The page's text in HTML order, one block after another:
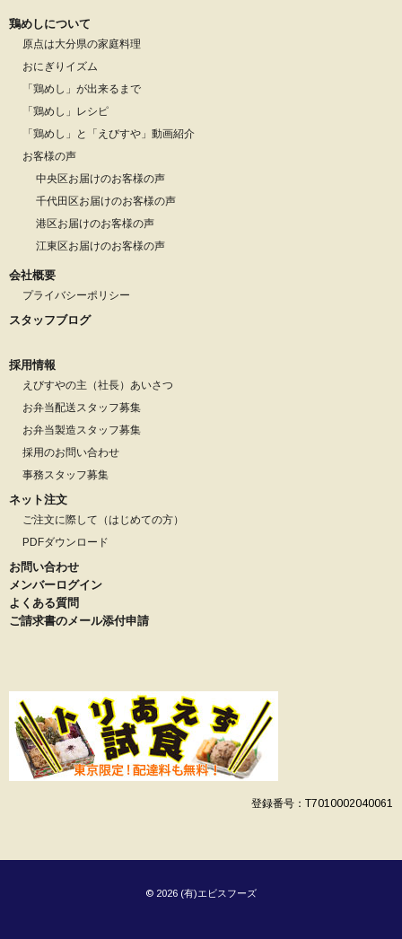
鶏めしについて
原点は大分県の家庭料理
おにぎりイズム
「鶏めし」が出来るまで
「鶏めし」レシピ
「鶏めし」と「えびすや」動画紹介
お客様の声
中央区お届けのお客様の声
千代田区お届けのお客様の声
港区お届けのお客様の声
江東区お届けのお客様の声
会社概要
プライバシーポリシー
スタッフブログ
採用情報
えびすやの主（社長）あいさつ
お弁当配送スタッフ募集
お弁当製造スタッフ募集
採用のお問い合わせ
事務スタッフ募集
ネット注文
ご注文に際して（はじめての方）
PDFダウンロード
お問い合わせ
メンバーログイン
よくある質問
ご請求書のメール添付申請
登録番号：T7010002040061
© 2026 (有)エビスフーズ